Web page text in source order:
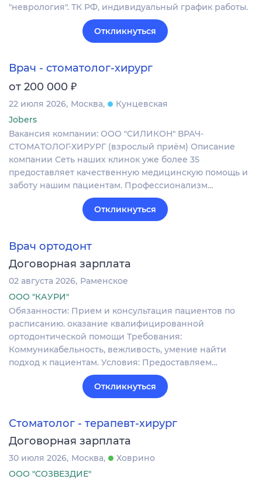
"неврология". ТК РФ, индивидуальный график работы.
Откликнуться
Врач - стоматолог-хирург
от 200 000 ₽
22 июля 2026 Москва
Кунцевская
Jobers
Вакансия компании: ООО "СИЛИКОН" ВРАЧ-
СТОМАТОЛОГ-ХИРУРГ (взрослый приём) Описание
компании Сеть наших клинок уже более 35
предоставляет качественную медицинскую помощь и
заботу нашим пациентам. Профессионализм…
Откликнуться
Врач ортодонт
Договорная зарплата
02 августа 2026 Раменское
ООО "КАУРИ"
Обязанности: Прием и консультация пациентов по
расписанию. оказание квалифицированной
ортодонтической помощи Требования:
Коммуникабельность, вежливость, умение найти
подход к пациентам. Условия: Предоставляем…
Откликнуться
Стоматолог - терапевт-хирург
Договорная зарплата
30 июля 2026 Москва
Ховрино
ООО "СОЗВЕЗДИЕ"